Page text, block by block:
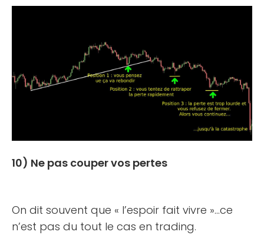
10) Ne pas couper vos pertes
On dit souvent que « l’espoir fait vivre »…ce
n’est pas du tout le cas en trading.